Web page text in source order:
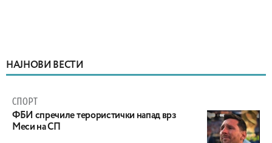
НАЈНОВИ ВЕСТИ
СПОРТ
ФБИ спречиле терористички напад врз
Меси на СП